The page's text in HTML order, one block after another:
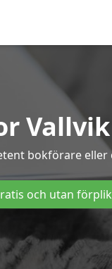
Vallvik
bokförare
och utan